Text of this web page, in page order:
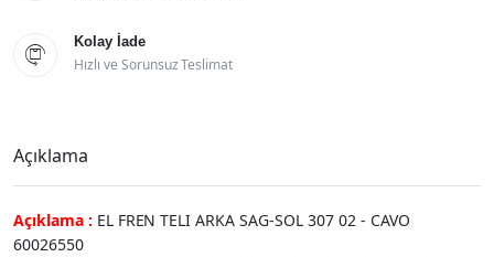

Kolay İade
Hızlı ve Sorunsuz Teslimat
Açıklama
Açıklama : EL FREN TELI ARKA SAG-SOL 307 02 - CAVO
60026550